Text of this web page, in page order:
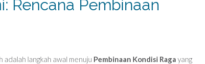
Rencana Pembinaan
adalah langkah awal menuju Pembinaan Kondisi Raga yang